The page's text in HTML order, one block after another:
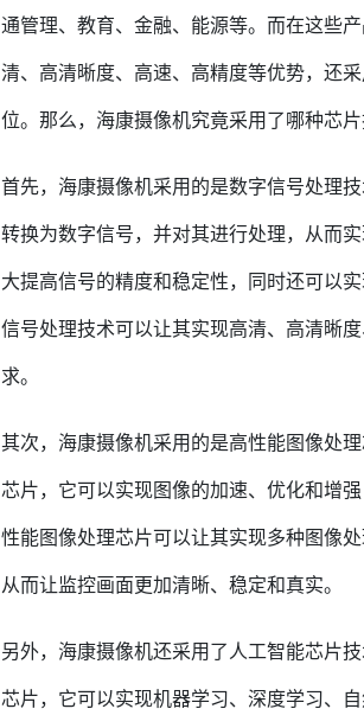
通管理、教育、金融、能源等。而在这些
清、高清晰度、高速、高精度等优势，还
位。那么，海康摄像机究竟采用了哪种芯
首先，海康摄像机采用的是数字信号处理
转换为数字信号，并对其进行处理，从而
大提高信号的精度和稳定性，同时还可以
信号处理技术可以让其实现高清、高清晰
求。
其次，海康摄像机采用的是高性能图像处
芯片，它可以实现图像的加速、优化和增
性能图像处理芯片可以让其实现多种图像
从而让监控画面更加清晰、稳定和真实。
另外，海康摄像机还采用了人工智能芯片
芯片，它可以实现机器学习、深度学习、